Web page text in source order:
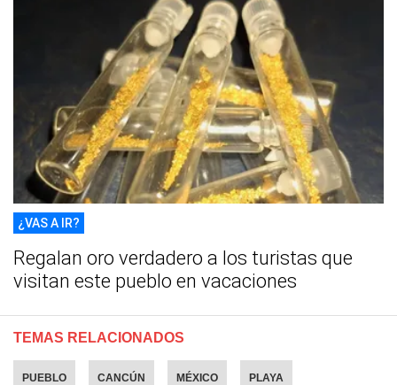
¿VAS A IR?
Regalan oro verdadero a los turistas que
visitan este pueblo en vacaciones
TEMAS RELACIONADOS
PUEBLO CANCÚN MÉXICO PLAYA